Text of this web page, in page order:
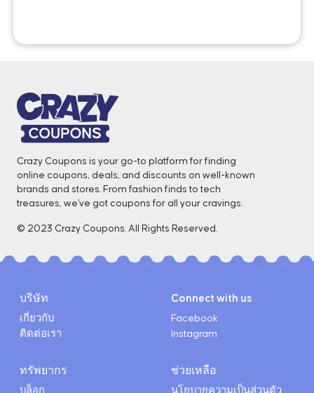
Crazy Coupons is your go-to platform for finding
online coupons, deals, and discounts on well-known
brands and stores. From fashion finds to tech
treasures, we've got coupons for all your cravings. ️
© 2023 Crazy Coupons. All Rights Reserved.
บริษัท
เกี่ยวกับ
ติดต่อเรา
Connect with us
Facebook
Instagram
ทรัพยากร
บล็อก
ช่วยเหลือ
นโยบายความเป็นส่วนตัว